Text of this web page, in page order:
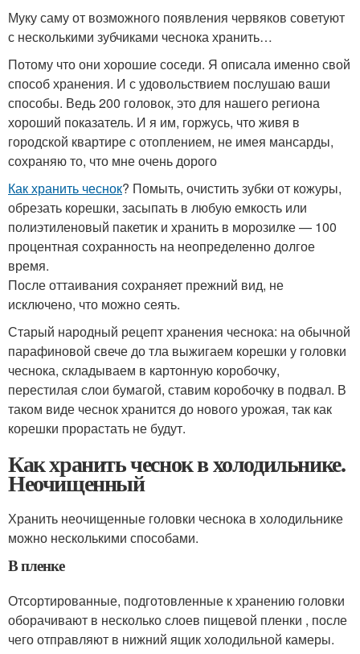
Муку саму от возможного появления червяков советуют
с несколькими зубчиками чеснока хранить…
Потому что они хорошие соседи. Я описала именно свой
способ хранения. И с удовольствием послушаю ваши
способы. Ведь 200 головок, это для нашего региона
хороший показатель. И я им, горжусь, что живя в
городской квартире с отоплением, не имея мансарды,
сохраняю то, что мне очень дорого
Как хранить чеснок? Помыть, очистить зубки от кожуры,
обрезать корешки, засыпать в любую емкость или
полиэтиленовый пакетик и хранить в морозилке — 100
процентная сохранность на неопределенно долгое
время.
После оттаивания сохраняет прежний вид, не
исключено, что можно сеять.
Старый народный рецепт хранения чеснока: на обычной
парафиновой свече до тла выжигаем корешки у головки
чеснока, складываем в картонную коробочку,
перестилая слои бумагой, ставим коробочку в подвал. В
таком виде чеснок хранится до нового урожая, так как
корешки прорастать не будут.
Как хранить чеснок в холодильнике.
Неочищенный
Хранить неочищенные головки чеснока в холодильнике
можно несколькими способами.
В пленке
Отсортированные, подготовленные к хранению головки
оборачивают в несколько слоев пищевой пленки , после
чего отправляют в нижний ящик холодильной камеры.